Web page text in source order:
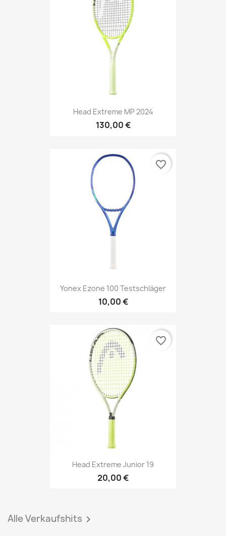
Head Extreme MP 2024
130,00 €
Yonex Ezone 100 Testschläger
10,00 €
favorite_border
Head Extreme Junior 19
20,00 €
favorite_border
Alle Verkaufshits 